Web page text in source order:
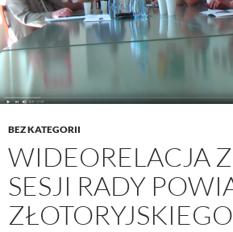
BEZ KATEGORII
WIDEORELACJA
SESJI RADY
ZŁOTORYJSKIEGO